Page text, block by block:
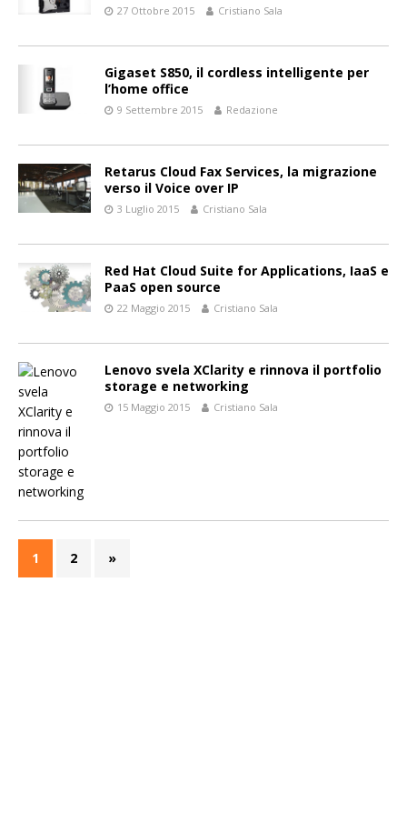
27 Ottobre 2015 Cristiano Sala
Gigaset S850, il cordless intelligente per
l’home office
9 Settembre 2015 Redazione
Retarus Cloud Fax Services, la migrazione
verso il Voice over IP
3 Luglio 2015 Cristiano Sala
Red Hat Cloud Suite for Applications, IaaS e
PaaS open source
22 Maggio 2015 Cristiano Sala
Lenovo svela XClarity e rinnova il portfolio
storage e networking
15 Maggio 2015 Cristiano Sala
1 2 »